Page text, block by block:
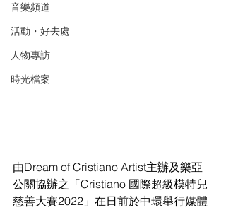
音樂頻道
活動・好去處
人物專訪
時光檔案
由Dream of Cristiano Artist主辦及樂亞
公關協辦之「Cristiano 國際超級模特兒
慈善大賽2022」在日前於中環舉行媒體